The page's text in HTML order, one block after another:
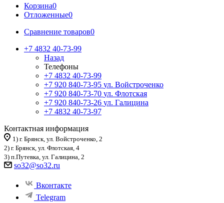
Корзина0
Отложенные0
Сравнение товаров0
+7 4832 40-73-99
Назад
Телефоны
+7 4832 40-73-99
+7 920 840-73-95 ул. Войстроченко
+7 920 840-73-70 ул. Флотская
+7 920 840-73-26 ул. Галицина
+7 4832 40-73-97
Контактная информация
1) г. Брянск, ул. Войстроченко, 2
2) г. Брянск, ул. Флотская, 4
3) п.Путевка, ул. Галицина, 2
so32@so32.ru
Вконтакте
Telegram